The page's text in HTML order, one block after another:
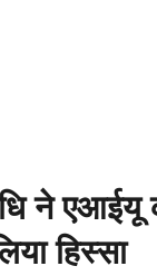
ने
हिस्सा